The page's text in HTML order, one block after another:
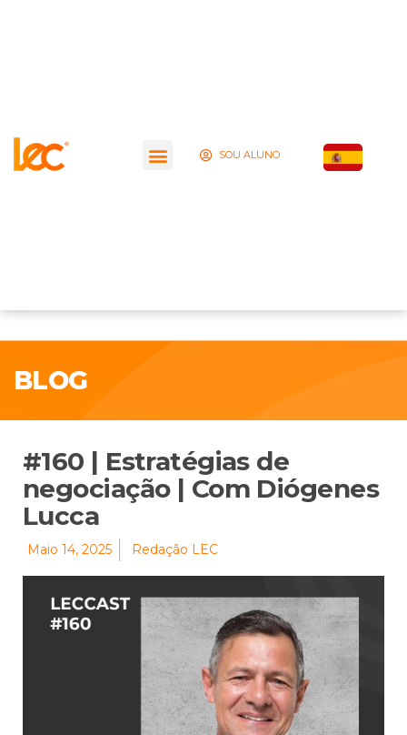
SOU ALUNO
BLOG
#160 | Estratégias de
negociação | Com Diógenes
Lucca
Maio 14, 2025 Redação LEC